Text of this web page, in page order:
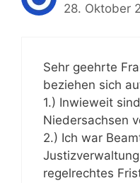
28. Oktober
Sehr geehrte
beziehen sich
1.) Inwieweit
Niedersachsen
2.) Ich war
regelrechtes